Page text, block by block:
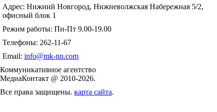
Адрес: Нижний Новгород, Нижневолжская Набережная 5/2,
офисный блок 1
Режим работы: Пн-Пт 9.00-19.00
Телефоны: 262-11-67
Email: info@mk-nn.com
Коммуникативное агентство
МедиаКонтакт @ 2010-2026.
Все права защищены. карта сайта.